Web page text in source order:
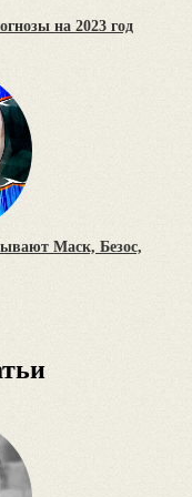
на 2023 год
Маск, Безос,